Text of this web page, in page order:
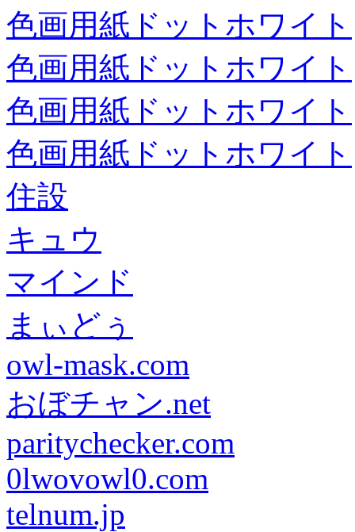
色画用紙ドットホワイト
色画用紙ドットホワイト
色画用紙ドットホワイト
色画用紙ドットホワイト
住設
キュウ
マインド
まぃどぅ
owl-mask.com
おぼチャン.net
paritychecker.com
0lwovowl0.com
telnum.jp